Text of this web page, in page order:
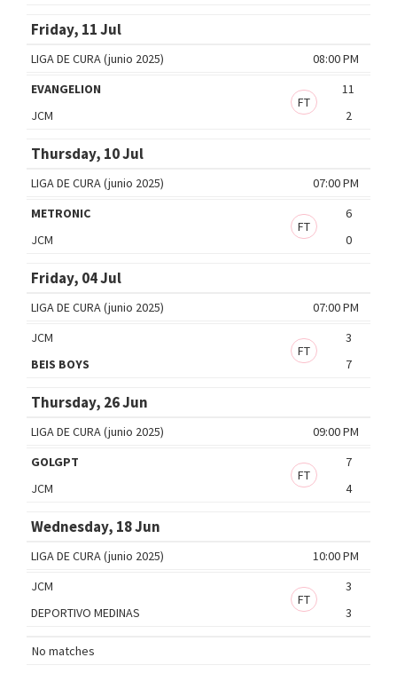
Friday, 11 Jul
08:00 PM
LIGA DE CURA (junio 2025)
EVANGELION
11
FT
JCM
2
Thursday, 10 Jul
07:00 PM
LIGA DE CURA (junio 2025)
METRONIC
6
FT
JCM
0
Friday, 04 Jul
07:00 PM
LIGA DE CURA (junio 2025)
JCM
3
FT
BEIS BOYS
7
Thursday, 26 Jun
09:00 PM
LIGA DE CURA (junio 2025)
GOLGPT
7
FT
JCM
4
Wednesday, 18 Jun
10:00 PM
LIGA DE CURA (junio 2025)
JCM
3
FT
DEPORTIVO MEDINAS
3
No matches